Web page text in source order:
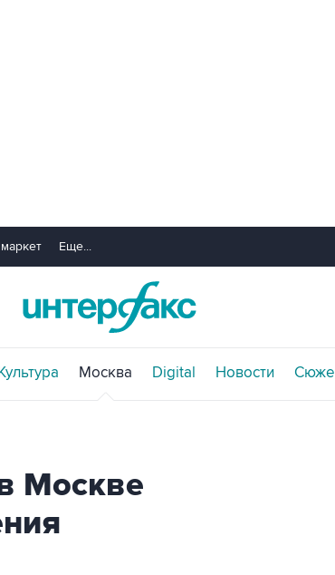
Еще...
Москва Digital Новости
Москве